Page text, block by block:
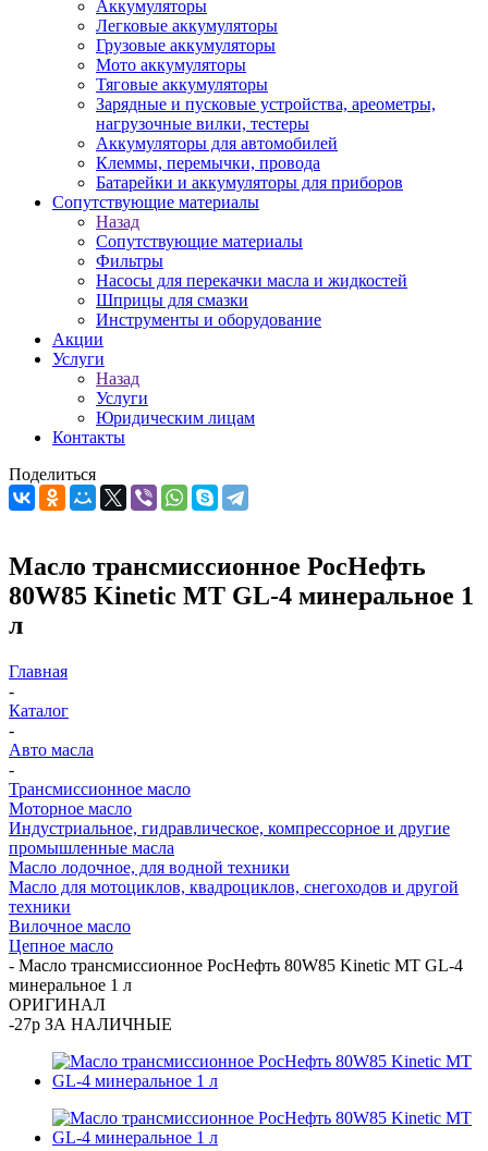
Аккумуляторы
Легковые аккумуляторы
Грузовые аккумуляторы
Мото аккумуляторы
Тяговые аккумуляторы
Зарядные и пусковые устройства, ареометры,
нагрузочные вилки, тестеры
Аккумуляторы для автомобилей
Клеммы, перемычки, провода
Батарейки и аккумуляторы для приборов
Сопутствующие материалы
Назад
Сопутствующие материалы
Фильтры
Насосы для перекачки масла и жидкостей
Шприцы для смазки
Инструменты и оборудование
Акции
Услуги
Назад
Услуги
Юридическим лицам
Контакты
Поделиться
Масло трансмиссионное РосНефть
80W85 Kinetic MT GL-4 минеральное 1
л
Главная
-
Каталог
-
Авто масла
-
Трансмиссионное масло
Моторное масло
Индустриальное, гидравлическое, компрессорное и другие
промышленные масла
Масло лодочное, для водной техники
Масло для мотоциклов, квадроциклов, снегоходов и другой
техники
Вилочное масло
Цепное масло
- Масло трансмиссионное РосНефть 80W85 Kinetic MT GL-4
минеральное 1 л
ОРИГИНАЛ
-27р ЗА НАЛИЧНЫЕ